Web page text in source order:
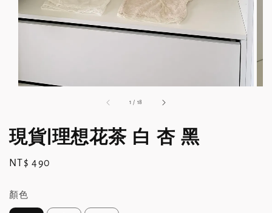
1 / 18
現貨|理想花茶 白 杏 黑
Regular
NT$ 490
顏色